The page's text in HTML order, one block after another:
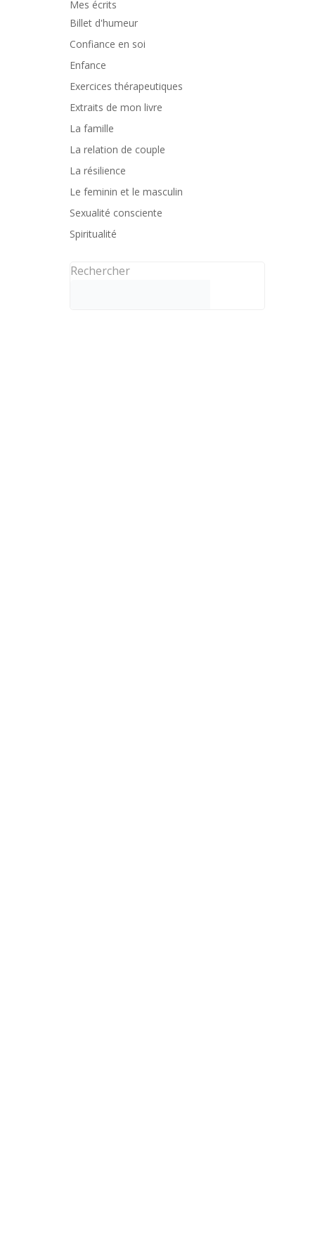
Mes écrits
Billet d'humeur
Confiance en soi
Enfance
Exercices thérapeutiques
Extraits de mon livre
La famille
La relation de couple
La résilience
Le feminin et le masculin
Sexualité consciente
Spiritualité
Rechercher